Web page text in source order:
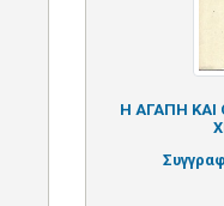
Η ΑΓΑΠΗ